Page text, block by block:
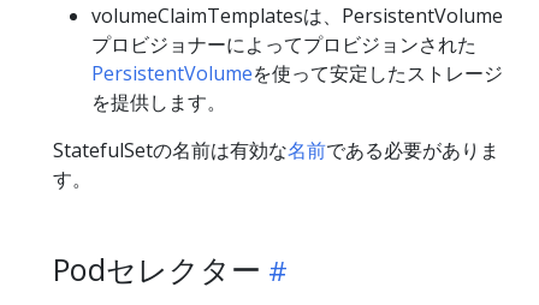
volumeClaimTemplatesは、PersistentVolume
プロビジョナーによってプロビジョンされた
PersistentVolumeを使って安定したストレージ
を提供します。
StatefulSetの名前は有効な名前である必要がありま
す。
Podセレクター